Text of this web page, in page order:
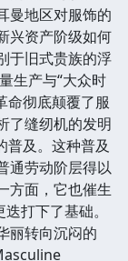
曼地区对服饰的
兴资产阶级如何
于旧式贵族的浮
生产与“大众时
命彻底颠覆了服
了缝纫机的发明
及。这种普及
通劳动阶层得以
方面，它也催生
打下了基础。
丽转向沉闷的